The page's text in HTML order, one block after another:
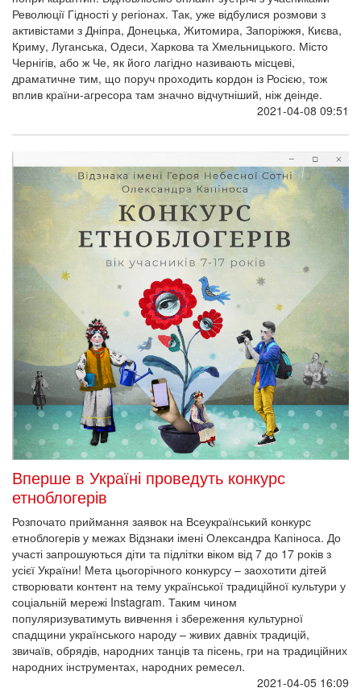
Революції Гідності у регіонах. Так, уже відбулися розмови з
активістами з Дніпра, Донецька, Житомира, Запоріжжя, Києва,
Криму, Луганська, Одеси, Харкова та Хмельницького. Місто
Чернігів, або ж Че, як його лагідно називають місцеві,
драматичне тим, що поруч проходить кордон із Росією, тож
вплив країни-агресора там значно відчутніший, ніж деінде.
2021-04-08 09:51
Вперше в Україні проведуть конкурс
етноблогерів
Розпочато приймання заявок на Всеукраїнський конкурс
етноблогерів у межах Відзнаки імені Олександра Капіноса. До
участі запрошуються діти та підлітки віком від 7 до 17 років з
усієї України! Мета цьогорічного конкурсу – заохотити дітей
створювати контент на тему української традиційної культури у
соціальній мережі Instagram. Таким чином
популяризуватимуть вивчення і збереження культурної
спадщини українського народу – живих давніх традицій,
звичаїв, обрядів, народних танців та пісень, гри на традиційних
народних інструментах, народних ремесел.
2021-04-05 16:09